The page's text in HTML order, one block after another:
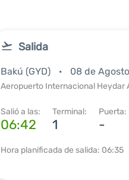
Salida
Bakú (GYD) 08 de
Aeropuerto Internacional Heydar
Salió a las:
06:42
Terminal:
1
Puerta:
-
Hora planificada de salida: 06:35